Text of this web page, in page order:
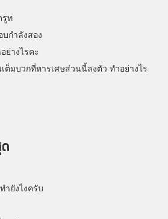
รูท
บกำลังสอง
ย่างไรคะ
ต็มบวกที่หารเศษส่วนนี้ลงตัว ทำอย่างไร
ำยังไงครับ